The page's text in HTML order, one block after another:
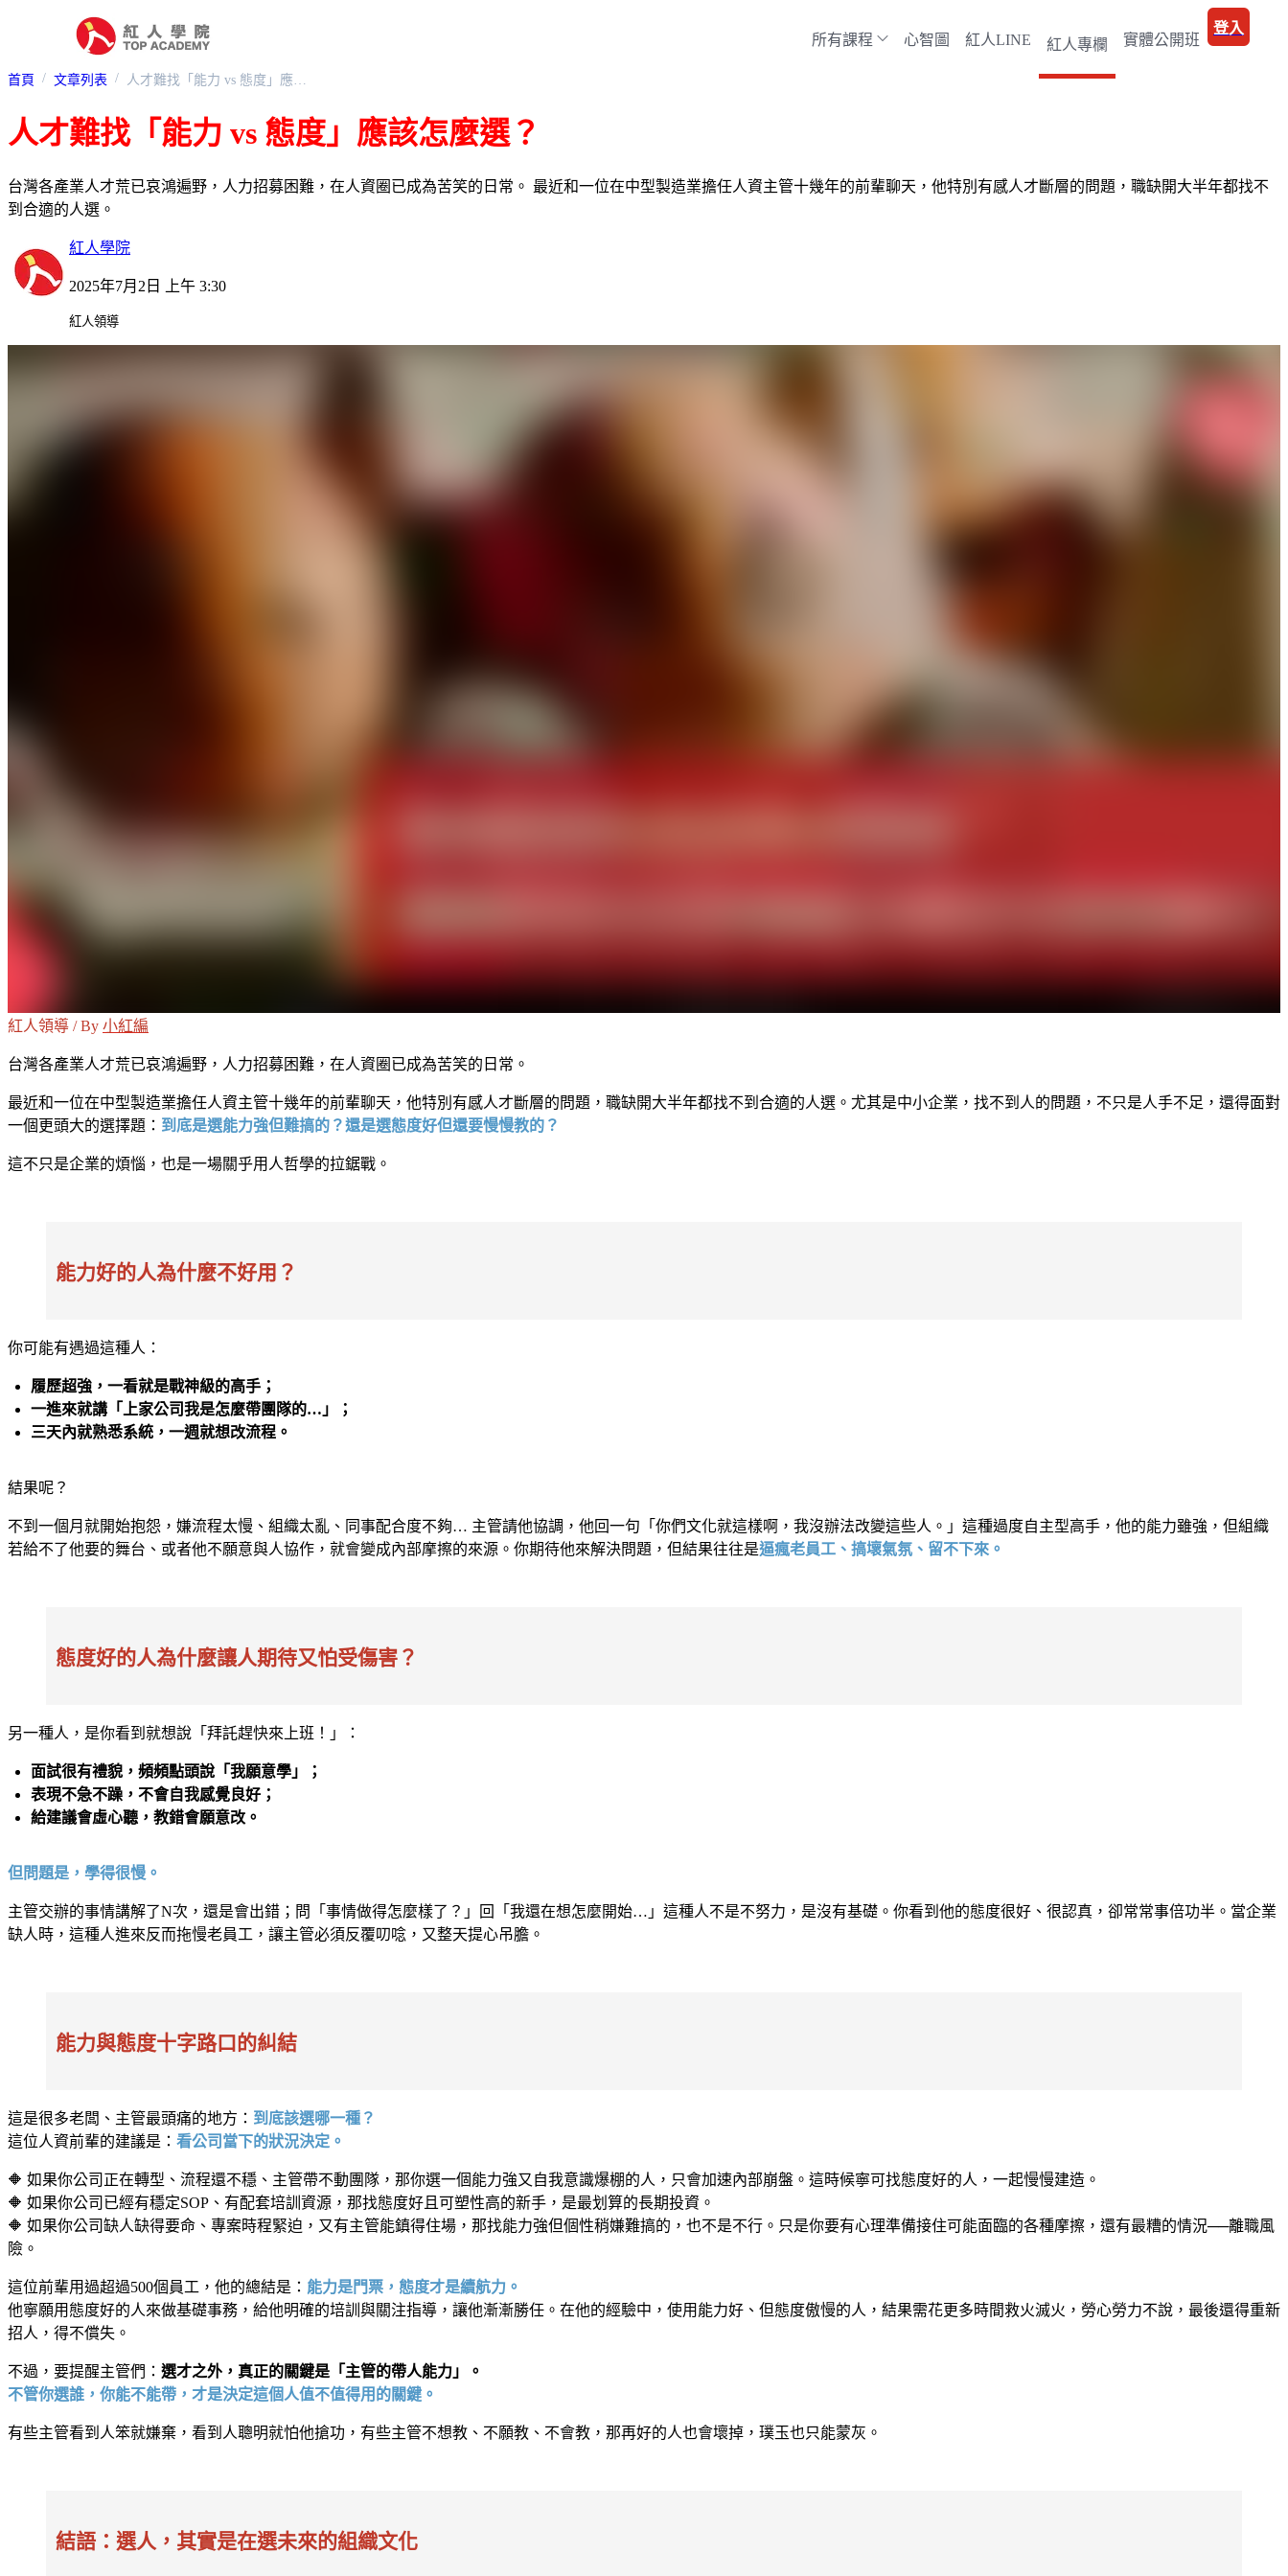
所有課程 心智圖 紅人LINE 紅人專欄 實體公開班
登入
首頁 文章列表 人才難找「能力 vs 態度」應該怎麼選？
人才難找「能力 vs 態度」應該怎麼選？
台灣各產業人才荒已哀鴻遍野，人力招募困難，在人資圈已成為苦笑的日常。 最近和一位在中型製造業擔任人資主管十幾年的前輩聊天，他特別有感人才斷層的問題，職缺開大半年都找不
到合適的人選。
紅人學院
2025年7月2日 上午 3:30
紅人領導
紅人領導 / By 小紅編
台灣各產業人才荒已哀鴻遍野，人力招募困難，在人資圈已成為苦笑的日常。
最近和一位在中型製造業擔任人資主管十幾年的前輩聊天，他特別有感人才斷層的問題，職缺開大半年都找不到合適的人選。尤其是中小企業，找不到人的問題，不只是人手不足，還得面對
一個更頭大的選擇題： 到底是選能力強但難搞的？還是選態度好但還要慢慢教的？
這不只是企業的煩惱，也是一場關乎用人哲學的拉鋸戰。
能力好的人為什麼不好用？
你可能有遇過這種人：
履歷超強，一看就是戰神級的高手；
一進來就講「上家公司我是怎麼帶團隊的…」；
三天內就熟悉系統，一週就想改流程。
結果呢？
不到一個月就開始抱怨，嫌流程太慢、組織太亂、同事配合度不夠… 主管請他協調，他回一句「你們文化就這樣啊，我沒辦法改變這些人。」這種過度自主型高手，他的能力雖強，但組織
若給不了他要的舞台、或者他不願意與人協作，就會變成內部摩擦的來源。你期待他來解決問題，但結果往往是逼瘋老員工、搞壞氣氛、留不下來。
態度好的人為什麼讓人期待又怕受傷害？
另一種人，是你看到就想說「拜託趕快來上班！」：
面試很有禮貌，頻頻點頭說「我願意學」；
表現不急不躁，不會自我感覺良好；
給建議會虛心聽，教錯會願意改。
但問題是，學得很慢。
主管交辦的事情講解了N次，還是會出錯；問「事情做得怎麼樣了？」回「我還在想怎麼開始…」這種人不是不努力，是沒有基礎。你看到他的態度很好、很認真，卻常常事倍功半。當企業
缺人時，這種人進來反而拖慢老員工，讓主管必須反覆叨唸，又整天提心吊膽。
能力與態度十字路口的糾結
這是很多老闆、主管最頭痛的地方： 到底該選哪一種？
這位人資前輩的建議是： 看公司當下的狀況決定。
🔶 如果你公司正在轉型、流程還不穩、主管帶不動團隊，那你選一個能力強又自我意識爆棚的人，只會加速內部崩盤。這時候寧可找態度好的人，一起慢慢建造。
🔶 如果你公司已經有穩定SOP、有配套培訓資源，那找態度好且可塑性高的新手，是最划算的長期投資。
🔶 如果你公司缺人缺得要命、專案時程緊迫，又有主管能鎮得住場，那找能力強但個性稍嫌難搞的，也不是不行。只是你要有心理準備接住可能面臨的各種摩擦，還有最糟的情況──離職風
險。
這位前輩用過超過500個員工，他的總結是： 能力是門票，態度才是續航力。
他寧願用態度好的人來做基礎事務，給他明確的培訓與關注指導，讓他漸漸勝任。在他的經驗中，使用能力好、但態度傲慢的人，結果需花更多時間救火滅火，勞心勞力不說，最後還得重新
招人，得不償失。
不過，要提醒主管們： 選才之外，真正的關鍵是「主管的帶人能力」。
不管你選誰，你能不能帶，才是決定這個人值不值得用的關鍵。
有些主管看到人笨就嫌棄，看到人聰明就怕他搶功，有些主管不想教、不願教、不會教，那再好的人也會壞掉，璞玉也只能蒙灰。
結語：選人，其實是在選未來的組織文化